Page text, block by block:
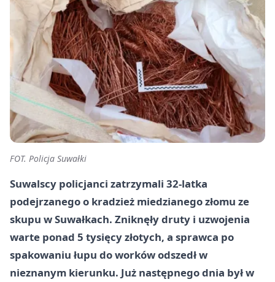
FOT. Policja Suwałki
Suwalscy policjanci zatrzymali 32-latka
podejrzanego o kradzież miedzianego złomu ze
skupu w Suwałkach. Zniknęły druty i uzwojenia
warte ponad 5 tysięcy złotych, a sprawca po
spakowaniu łupu do worków odszedł w
nieznanym kierunku. Już następnego dnia był w